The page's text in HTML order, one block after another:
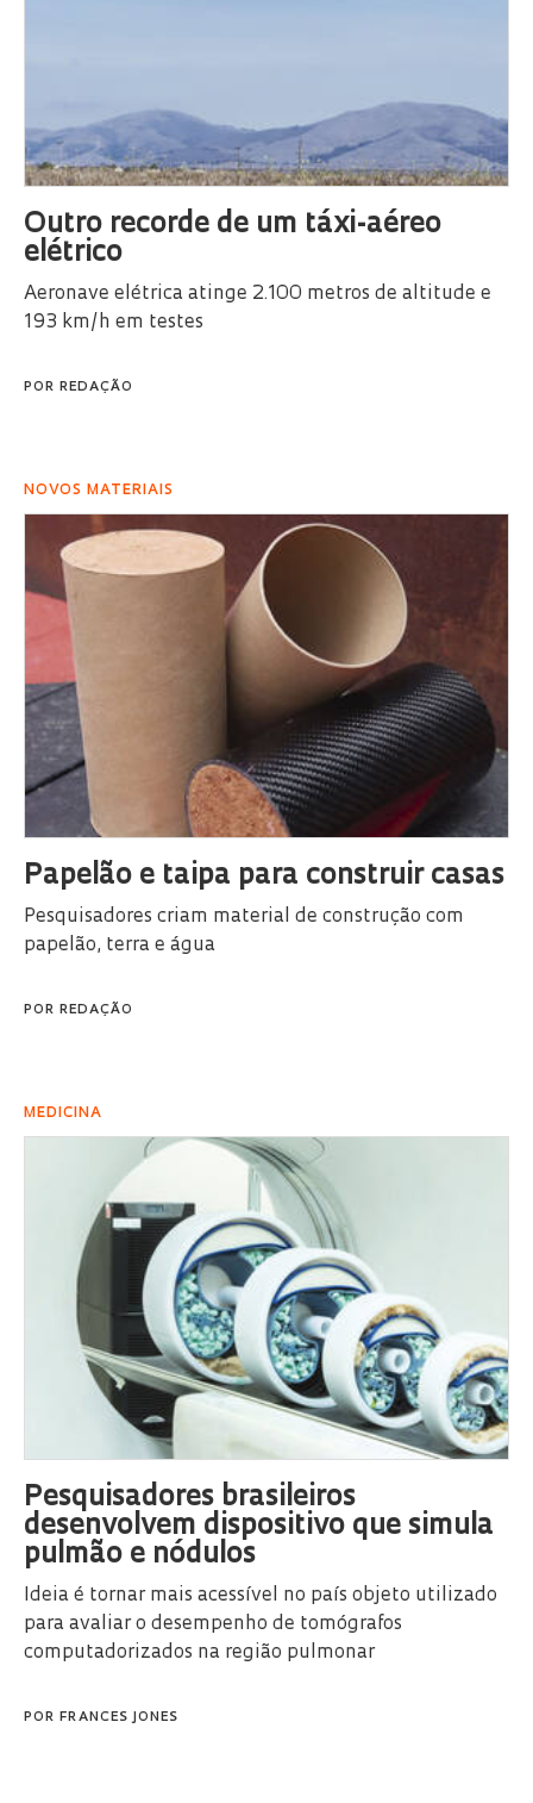
Outro recorde de um táxi-aéreo
elétrico
Aeronave elétrica atinge 2.100 metros de altitude e
193 km/h em testes
POR REDAÇÃO
NOVOS MATERIAIS
Papelão e taipa para construir casas
Pesquisadores criam material de construção com
papelão, terra e água
POR REDAÇÃO
MEDICINA
Pesquisadores brasileiros
desenvolvem dispositivo que simula
pulmão e nódulos
Ideia é tornar mais acessível no país objeto utilizado
para avaliar o desempenho de tomógrafos
computadorizados na região pulmonar
POR FRANCES JONES